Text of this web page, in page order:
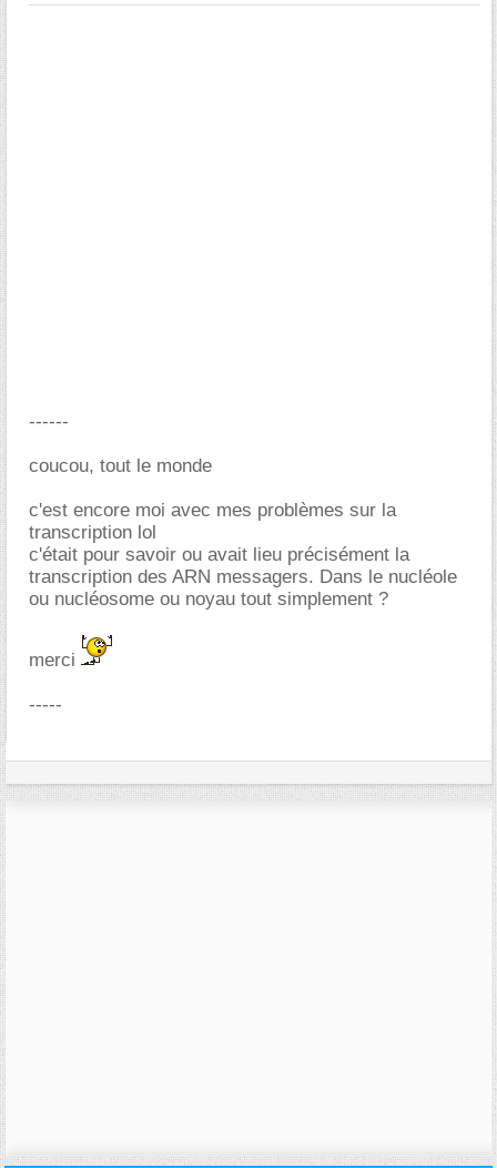
------
coucou, tout le monde
c'est encore moi avec mes problèmes sur la
transcription lol
c'était pour savoir ou avait lieu précisément la
transcription des ARN messagers. Dans le nucléole
ou nucléosome ou noyau tout simplement ?
merci
-----